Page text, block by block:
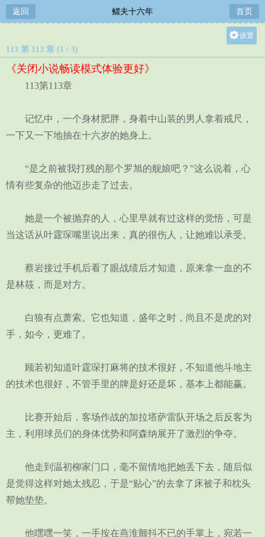
返回 鳏夫十六年 首页
设置
113 第 113 章 (1 / 3)
《关闭小说畅读模式体验更好》
113第113章
记忆中，一个身材肥胖，身着中山装的男人拿着戒尺，
一下又一下地抽在十六岁的她身上。
“是之前被我打残的那个罗旭的舰娘吧？”这么说着，心
情有些复杂的他迈步走了过去。
她是一个被抛弃的人，心里早就有过这样的觉悟，可是
当这话从叶霆琛嘴里说出来，真的很伤人，让她难以承受。
蔡岩接过手机后看了眼战绩后才知道，原来拿一血的不
是林筱，而是对方。
白狼有点萧索。它也知道，盛年之时，尚且不是虎的对
手，如今，更难了。
顾若初知道叶霆琛打麻将的技术很好，不知道他斗地主
的技术也很好，不管手里的牌是好还是坏，基本上都能赢。
比赛开始后，客场作战的加拉塔萨雷队开场之后反客为
主，利用球员们的身体优势和阿森纳展开了激烈的争夺。
他走到温初柳家门口，毫不留情地把她丢下去，随后似
是觉得这样对她太残忍，于是“贴心”的去拿了床被子和枕头
帮她垫垫。
他嘿嘿一笑，一手按在燕淮颤抖不已的手掌上，宛若一